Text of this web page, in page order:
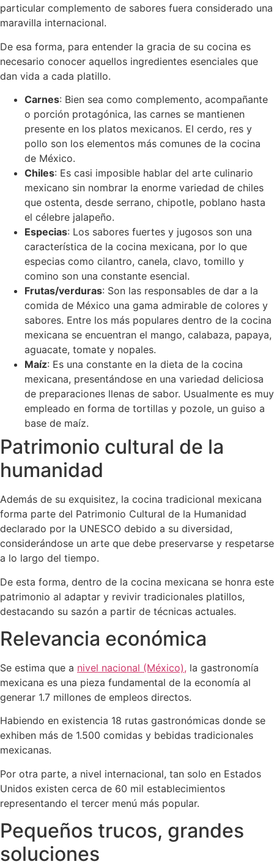
particular complemento de sabores fuera considerado una
maravilla internacional.
De esa forma, para entender la gracia de su cocina es
necesario conocer aquellos ingredientes esenciales que
dan vida a cada platillo.
Carnes: Bien sea como complemento, acompañante
o porción protagónica, las carnes se mantienen
presente en los platos mexicanos. El cerdo, res y
pollo son los elementos más comunes de la cocina
de México.
Chiles: Es casi imposible hablar del arte culinario
mexicano sin nombrar la enorme variedad de chiles
que ostenta, desde serrano, chipotle, poblano hasta
el célebre jalapeño.
Especias: Los sabores fuertes y jugosos son una
característica de la cocina mexicana, por lo que
especias como cilantro, canela, clavo, tomillo y
comino son una constante esencial.
Frutas/verduras: Son las responsables de dar a la
comida de México una gama admirable de colores y
sabores. Entre los más populares dentro de la cocina
mexicana se encuentran el mango, calabaza, papaya,
aguacate, tomate y nopales.
Maíz: Es una constante en la dieta de la cocina
mexicana, presentándose en una variedad deliciosa
de preparaciones llenas de sabor. Usualmente es muy
empleado en forma de tortillas y pozole, un guiso a
base de maíz.
Patrimonio cultural de la
humanidad
Además de su exquisitez, la cocina tradicional mexicana
forma parte del Patrimonio Cultural de la Humanidad
declarado por la UNESCO debido a su diversidad,
considerándose un arte que debe preservarse y respetarse
a lo largo del tiempo.
De esta forma, dentro de la cocina mexicana se honra este
patrimonio al adaptar y revivir tradicionales platillos,
destacando su sazón a partir de técnicas actuales.
Relevancia económica
Se estima que a nivel nacional (México), la gastronomía
mexicana es una pieza fundamental de la economía al
generar 1.7 millones de empleos directos.
Habiendo en existencia 18 rutas gastronómicas donde se
exhiben más de 1.500 comidas y bebidas tradicionales
mexicanas.
Por otra parte, a nivel internacional, tan solo en Estados
Unidos existen cerca de 60 mil establecimientos
representando el tercer menú más popular.
Pequeños trucos, grandes
soluciones